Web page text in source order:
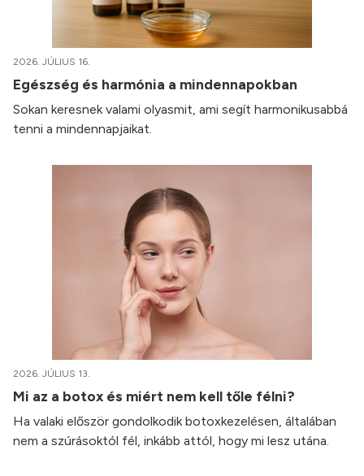
2026. JÚLIUS 16.
Egészség és harmónia a mindennapokban
Sokan keresnek valami olyasmit, ami segít harmonikusabbá
tenni a mindennapjaikat.
2026. JÚLIUS 13.
Mi az a botox és miért nem kell tőle félni?
Ha valaki először gondolkodik botoxkezelésen, általában
nem a szúrásoktól fél, inkább attól, hogy mi lesz utána.